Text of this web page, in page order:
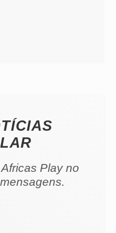
Play no